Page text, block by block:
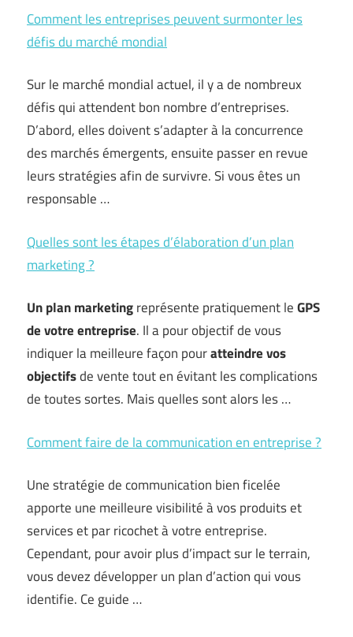
Comment les entreprises peuvent surmonter les
défis du marché mondial
Sur le marché mondial actuel, il y a de nombreux
défis qui attendent bon nombre d’entreprises.
D’abord, elles doivent s’adapter à la concurrence
des marchés émergents, ensuite passer en revue
leurs stratégies afin de survivre. Si vous êtes un
responsable …
Quelles sont les étapes d’élaboration d’un plan
marketing ?
Un plan marketingreprésente pratiquement leGPS
de votre entreprise. Il a pour objectif de vous
indiquer la meilleure façon pouratteindre vos
objectifsde vente tout en évitant les complications
de toutes sortes. Mais quelles sont alors les …
Comment faire de la communication en entreprise ?
Une stratégie de communication bien ficelée
apporte une meilleure visibilité à vos produits et
services et par ricochet à votre entreprise.
Cependant, pour avoir plus d’impact sur le terrain,
vous devez développer un plan d’action qui vous
identifie. Ce guide …